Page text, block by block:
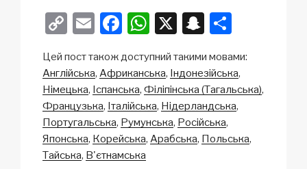
C
p
y
Li
n
k
E
ail
F
c
e
b
o
o
W
at
s
A
p
X
S
a
p
c
h
ar
e
Цей пост також доступний такими мовами:
Англійська Африканська Індонезійська
Німецька Іспанська Філіпінська (Тагальська)
Французька Італійська Нідерландська
Португальська Румунська Російська
Японська Корейська Арабська Польська
Тайська В'єтнамська